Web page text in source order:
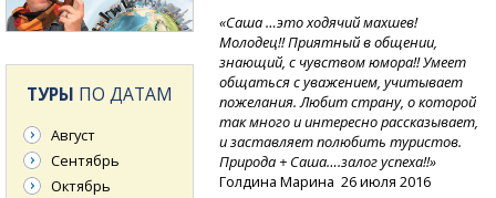
«Саша …это ходячий махшев!
Молодец!! Приятный в общении,
знающий, с чувством юмора!! Умеет
общаться с уважением, учитывает
пожелания. Любит страну, о которой
так много и интересно рассказывает,
и заставляет полюбить туристов.
Природа + Саша….залог успеха!!»
Голдина Марина 26 июля 2016
ТУРЫ ПО ДАТАМ
Август
Сентябрь
Октябрь